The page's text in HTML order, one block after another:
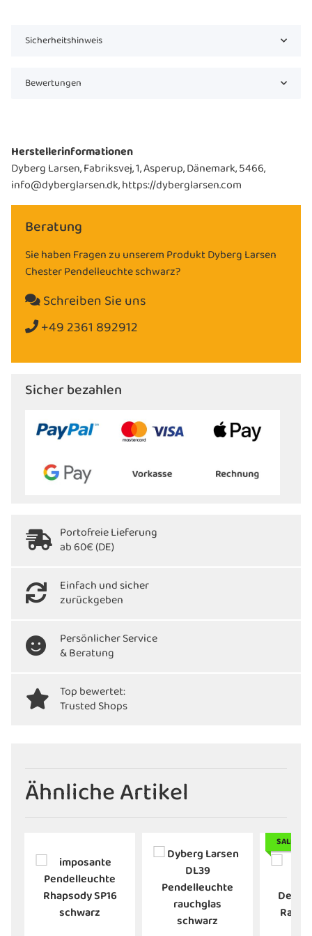
Sicherheitshinweis
Bewertungen
Herstellerinformationen
Dyberg Larsen, Fabriksvej, 1, Asperup, Dänemark, 5466,
info@dyberglarsen.dk, https://dyberglarsen.com
Beratung
Sie haben Fragen zu unserem Produkt Dyberg Larsen
Chester Pendelleuchte schwarz?
Schreiben Sie uns
+49 2361 892912
Sicher bezahlen
Portofreie Lieferung
ab 60€ (DE)
Einfach und sicher
zurückgeben
Persönlicher Service
& Beratung
Top bewertet:
Trusted Shops
Ähnliche Artikel
SALE 13%